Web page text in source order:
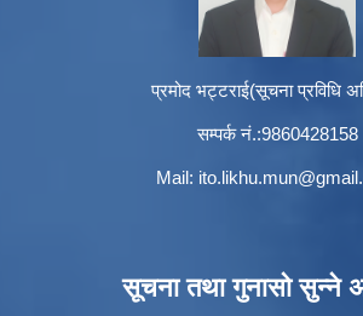
प्रमोद भट्टराई(सूचना प्रविधि
सम्पर्क नं.:9860428158
Mail:
सूचना तथा गुनासो सुन्ने